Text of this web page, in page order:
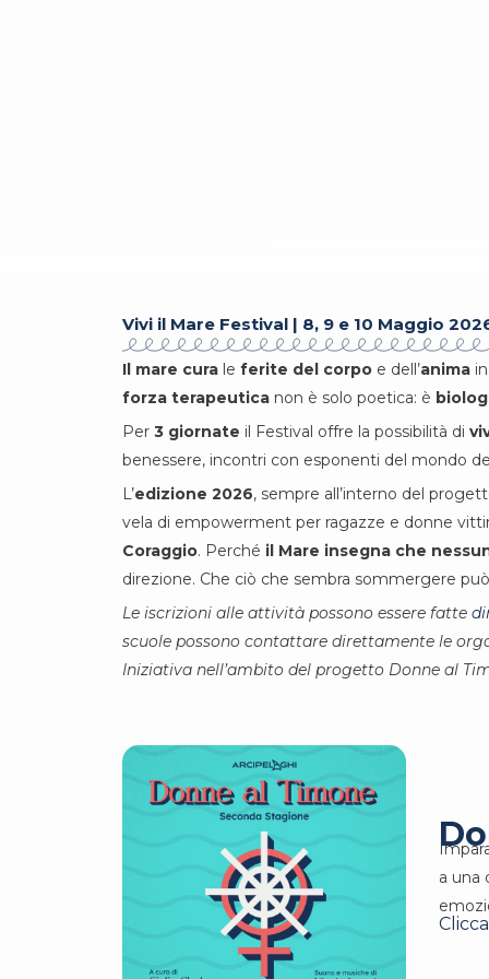
Vivi il Mare Festival | 8, 9 e 10 Maggio
Il mare cura le ferite del corpo e dell’anima
forza terapeutica non è solo poetica: è
Per 3 giornate il Festival offre la possibilità di
benessere, incontri con esponenti del mondo
L’edizione 2026, sempre all’interno del
vela di empowerment per ragazze e donne
Coraggio. Perché il Mare insegna che
direzione. Che ciò che sembra sommergere
Le iscrizioni alle attività possono essere fatte
scuole possono contattare direttamente le
Iniziativa nell’ambito del progetto Donne al
a una